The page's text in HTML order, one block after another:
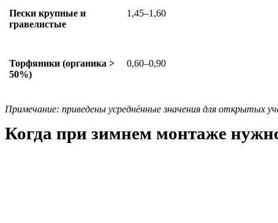
Пески крупные и
гравелистые
1,45–1,60
Торфяники (органика >
50%)
0,60–0,90
Примечание: приведены усреднённые значения для открытых
Когда при зимнем монтаже